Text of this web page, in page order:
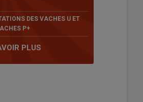
DES VACHES U ET
P+
PLUS